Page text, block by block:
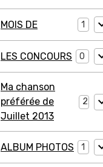
MOIS DE 1
LES CONCOURS 0
Ma chanson
préférée de
Juillet 2013
2
ALBUM PHOTOS 1